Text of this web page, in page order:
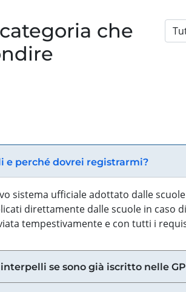
che
e perché dovrei registrarmi?
sistema ufficiale adottato dalle
direttamente dalle scuole in caso
tempestivamente e con tutti i
se sono già iscritto nelle